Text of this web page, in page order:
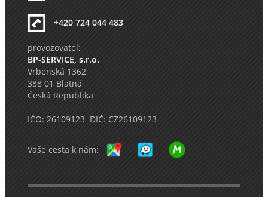
+420 724 044 483
provozovatel:
BP-SERVICE, s.r.o.
Vrbenská 1362
388 01 Blatná
Česká Republika
IČO: 26109123 DIČ: CZ26109123
Vaše cesta k nám: